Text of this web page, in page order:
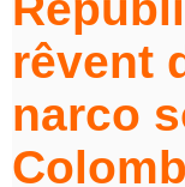
rêvent
narco